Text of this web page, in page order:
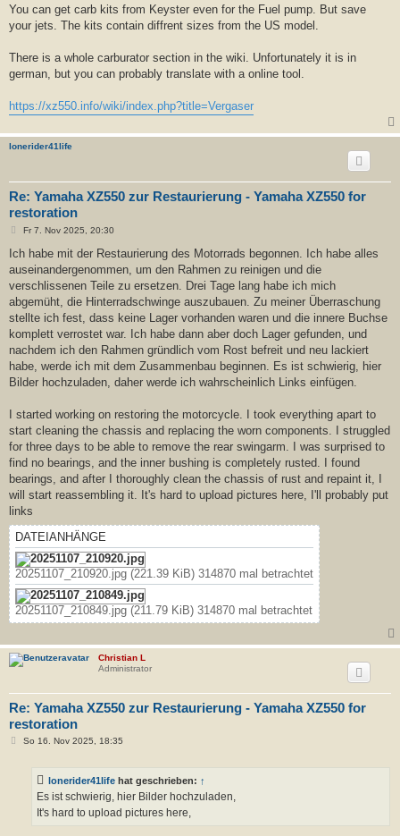
You can get carb kits from Keyster even for the Fuel pump. But save
your jets. The kits contain diffrent sizes from the US model.
There is a whole carburator section in the wiki. Unfortunately it is in
german, but you can probably translate with a online tool.
https://xz550.info/wiki/index.php?title=Vergaser
lonerider41life
Re: Yamaha XZ550 zur Restaurierung - Yamaha XZ550 for
restoration
B
i
r
a
Fr 7. Nov 2025, 20:30
Ich habe mit der Restaurierung des Motorrads begonnen. Ich habe alles
auseinandergenommen, um den Rahmen zu reinigen und die
verschlissenen Teile zu ersetzen. Drei Tage lang habe ich mich
abgemüht, die Hinterradschwinge auszubauen. Zu meiner Überraschung
stellte ich fest, dass keine Lager vorhanden waren und die innere Buchse
komplett verrostet war. Ich habe dann aber doch Lager gefunden, und
nachdem ich den Rahmen gründlich vom Rost befreit und neu lackiert
habe, werde ich mit dem Zusammenbau beginnen. Es ist schwierig, hier
Bilder hochzuladen, daher werde ich wahrscheinlich Links einfügen.
I started working on restoring the motorcycle. I took everything apart to
start cleaning the chassis and replacing the worn components. I struggled
for three days to be able to remove the rear swingarm. I was surprised to
find no bearings, and the inner bushing is completely rusted. I found
bearings, and after I thoroughly clean the chassis of rust and repaint it, I
will start reassembling it. It's hard to upload pictures here, I'll probably put
links
DATEIANHÄNGE
20251107_210920.jpg (221.39 KiB) 314870 mal betrachtet
20251107_210849.jpg (211.79 KiB) 314870 mal betrachtet
Christian L
Administrator
Re: Yamaha XZ550 zur Restaurierung - Yamaha XZ550 for
restoration
BSo 16. Nov 2025, 18:35
lonerider41life hat geschrieben: ↑
Es ist schwierig, hier Bilder hochzuladen,
It's hard to upload pictures here,